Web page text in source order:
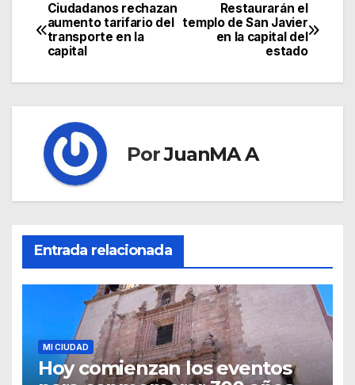
Restaurarán el
templo de San Javier
en la capital del
estado
Ciudadanos rechazan
aumento tarifario del
transporte en la
capital
PorJuanMA A
Entrada relacionada
MI CIUDAD
Hoy comienzan los eventos